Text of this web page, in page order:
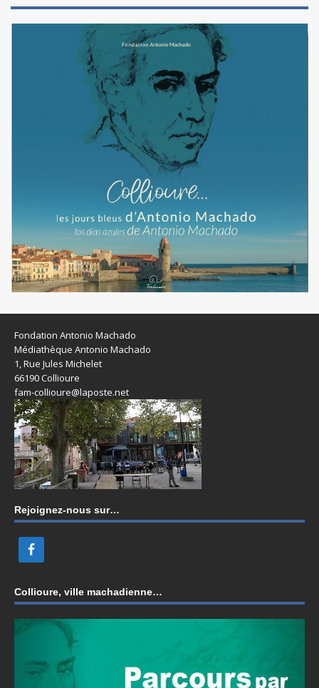
Fondation Antonio Machado
Médiathèque Antonio Machado
1, Rue Jules Michelet
66190 Collioure
fam-collioure@laposte.net
Rejoignez-nous sur…
Collioure, ville machadienne…